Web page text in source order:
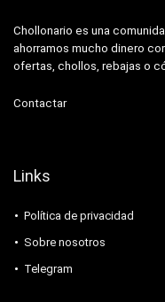
Chollonario es una
ahorramos mucho dinero
ofertas, chollos, rebajas o
Contactar
Links
Política de privacidad
Sobre nosotros
Telegram